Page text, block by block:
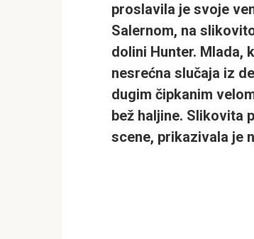
proslavila je svoje
Salernom, na
dolini Hunter. Mlada,
nesrećna slučaja iz
dugim čipkanim
bež haljine. Slikovita
scene, prikazivala je